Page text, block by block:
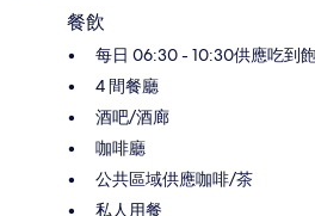
餐飲
每日 06:30 - 10:30供應吃到
4 間餐廳
酒吧/酒廊
咖啡廳
公共區域供應咖啡/茶
私人用餐